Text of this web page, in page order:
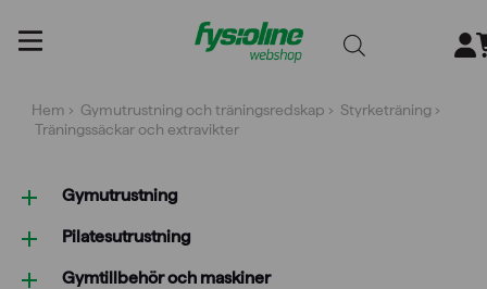
innehållet
Hem › Gymutrustning och träningsredskap › Styrketräning ›
Träningssäckar och extravikter
Gymutrustning
Pilatesutrustning
Gymtillbehör och maskiner